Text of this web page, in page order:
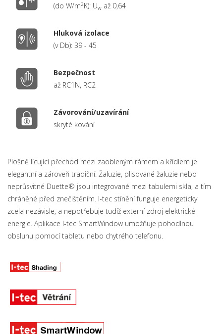
(do W/m2K): Uw až 0,64
Hluková izolace
(v Db): 39 - 45
Bezpečnost
až RC1N, RC2
Závorování/uzavírání
skryté kování
Plošně lícující přechod mezi zaobleným rámem a křídlem je
elegantní a zároveň tradiční. Žaluzie, plisované žaluzie nebo
neprůsvitné Duette® jsou integrované mezi tabulemi skla, a tím
chráněné před znečištěním. I-tec stínění funguje energeticky
zcela nezávisle, a nepotřebuje tudíž externí zdroj elektrické
energie. Aplikace I-tec SmartWindow umožňuje pohodlnou
obsluhu pomocí tabletu nebo chytrého telefonu.